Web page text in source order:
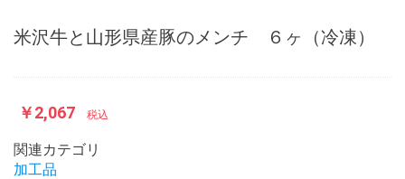
米沢牛と山形県産豚のメンチ ６ヶ（冷凍）
￥2,067 税込
関連カテゴリ
加工品